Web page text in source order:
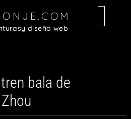
y diseño web
bala de